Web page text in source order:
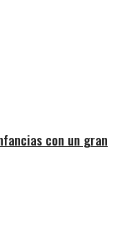
con un gran